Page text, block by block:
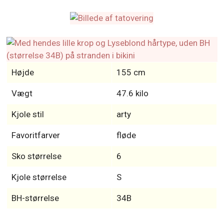
Højde 155 cm
Vægt 47.6 kilo
Kjole stil arty
Favoritfarver fløde
Sko størrelse 6
Kjole størrelse S
BH-størrelse 34B